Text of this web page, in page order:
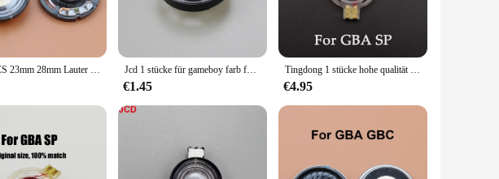
JCD 1PCS 23mm 28mm Lauter Lautsprecher Für GB GBC GBA GBP Für GBA SP Lautsprecher Jcd 1 stücke für gameboy farb fortschritt innen lautsprecher für gb gbc gba gbp gba sp lautsprecher spiel ersatz zubehör
€1.45
Tingdong 1 stücke hohe qualität lautsprecher für gameboy gba gbc gbp gba sp und klassische gb dmg spiele naissance
€4.95